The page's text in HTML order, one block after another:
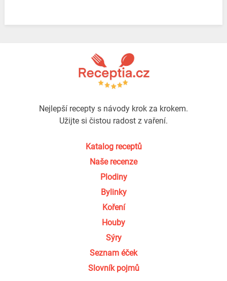
Nejlepší recepty s návody krok za krokem.
Užijte si čistou radost z vaření.
Katalog receptů
Naše recenze
Plodiny
Bylinky
Koření
Houby
Sýry
Seznam éček
Slovník pojmů